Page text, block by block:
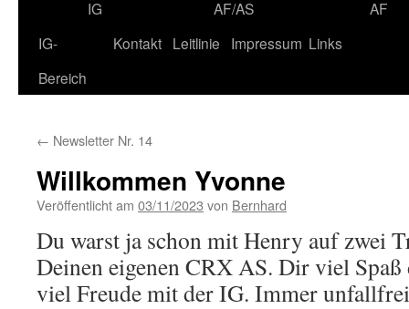
IG
AF/AS
AF
IG-
Bereich
Kontakt Leitlinie Impressum Links
← Newsletter Nr. 14
Willkommen Yvonne
Veröffentlicht am 03/11/2023 von Bernhard
Du warst ja schon mit Henry auf zwei
Deinen eigenen CRX AS. Dir viel
viel Freude mit der IG. Immer